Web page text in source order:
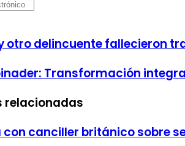
y otro delincuente fallecieron
Transformación
relacionadas
canciller británico sobre